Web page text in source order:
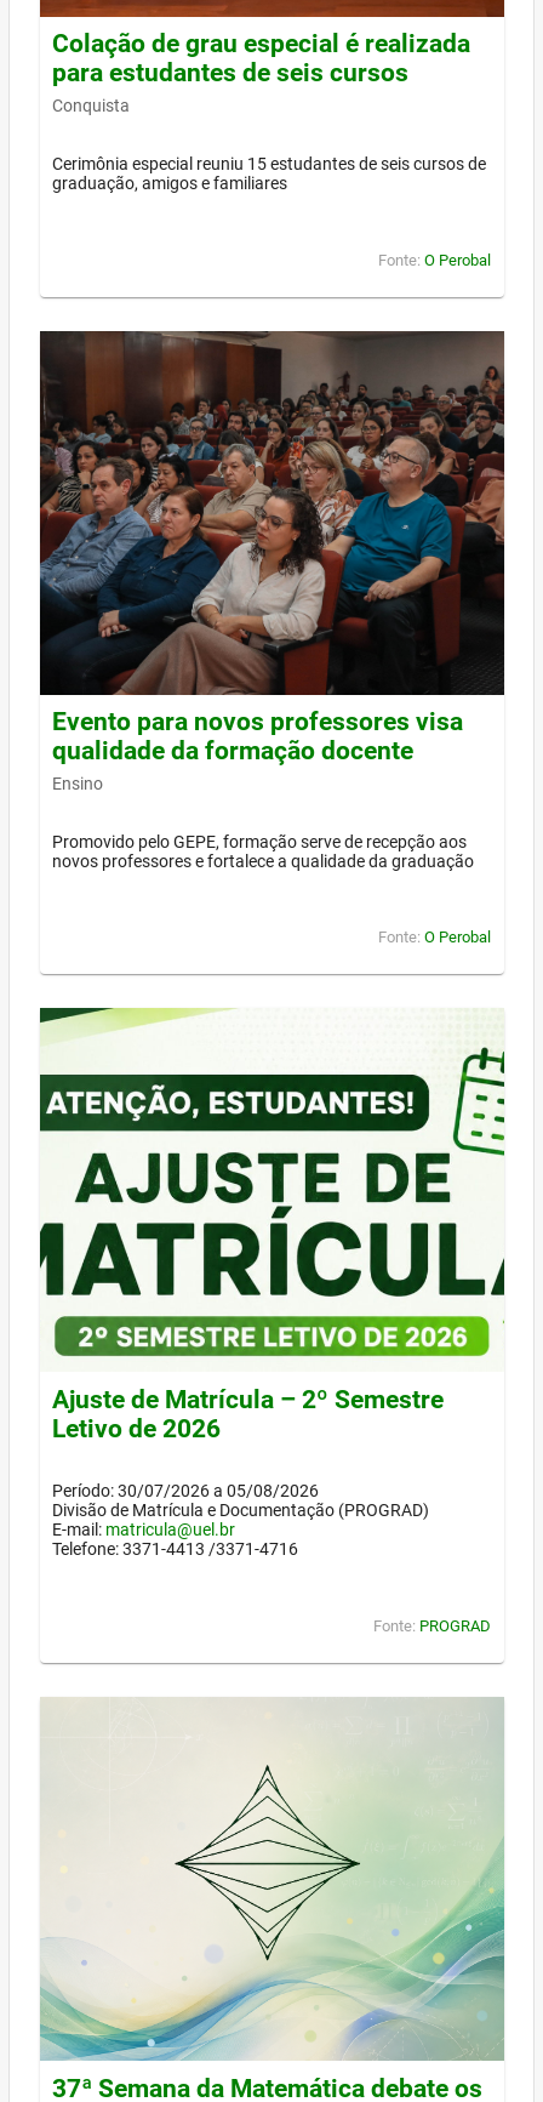
Colação de grau especial é realizada
para estudantes de seis cursos
Conquista
Cerimônia especial reuniu 15 estudantes de seis cursos de
graduação, amigos e familiares
Fonte: O Perobal
Evento para novos professores visa
qualidade da formação docente
Ensino
Promovido pelo GEPE, formação serve de recepção aos
novos professores e fortalece a qualidade da graduação
Fonte: O Perobal
Ajuste de Matrícula – 2º Semestre
Letivo de 2026
Período: 30/07/2026 a 05/08/2026
Divisão de Matrícula e Documentação (PROGRAD)
E-mail: matricula@uel.br
Telefone: 3371-4413 /3371-4716
Fonte: PROGRAD
37ª Semana da Matemática debate os